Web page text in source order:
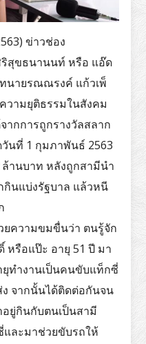
ข่าวช่อง
สุขธนานนท์ หรือ แอ๊ด
ทนายรณณรงค์ แก้วเพ็
วามยุติธรรมในสังคม
ากการถูกรางวัลสลาก
นที่ 1 กุมภาพันธ์ 2563
ล้านบาท หลังถูกสามีนำ
นแบ่งรัฐบาล แล้วหนี
วามขมขื่นว่า ตนรู้จัก
หรือแป๊ะ อายุ 51 ปี มา
ทำงานเป็นคนขับแท็กซี่
จากนั้นได้ติดต่อกันจน
ยู่กินกับตนเป็นสามี
และมาช่วยขับรถให้